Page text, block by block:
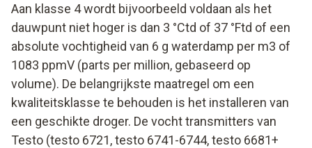
Aan klasse 4 wordt bijvoorbeeld voldaan als het
dauwpunt niet hoger is dan 3 °Ctd of 37 °Ftd of een
absolute vochtigheid van 6 g waterdamp per m3 of
1083 ppmV (parts per million, gebaseerd op
volume). De belangrijkste maatregel om een
kwaliteitsklasse te behouden is het installeren van
een geschikte droger. De vocht transmitters van
Testo (testo 6721, testo 6741-6744, testo 6681+